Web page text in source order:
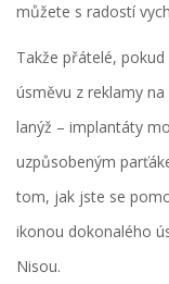
můžete s radostí
Takže přátelé,
úsměvu z reklamy
lanýž – implantáty
uzpůsobeným
tom, jak jste se
ikonou dokonalého
Nisou.